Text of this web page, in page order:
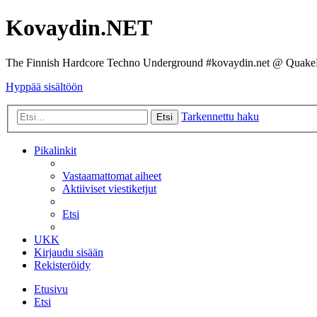
Kovaydin.NET
The Finnish Hardcore Techno Underground #kovaydin.net @
Hyppää sisältöön
Etsi Tarkennettu haku
Pikalinkit
Vastaamattomat aiheet
Aktiiviset viestiketjut
Etsi
UKK
Kirjaudu sisään
Rekisteröidy
Etusivu
Etsi